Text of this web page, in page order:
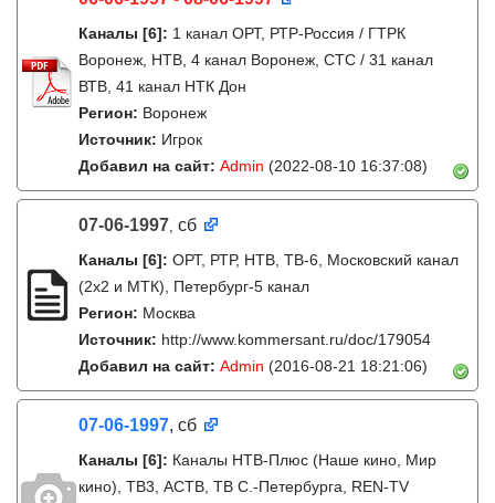
Каналы [6]: 1 канал ОРТ, РТР-Россия / ГТРК
Воронеж, НТВ, 4 канал Воронеж, СТС / 31 канал
ВТВ, 41 канал НТК Дон
Регион: Воронеж
Источник: Игрок
Добавил на сайт: Admin (2022-08-10 16:37:08)
07-06-1997, сб
Каналы [6]: ОРТ, РТР, НТВ, ТВ-6, Московский канал
(2x2 и МТК), Петербург-5 канал
Регион: Москва
Источник: http://www.kommersant.ru/doc/179054
Добавил на сайт: Admin (2016-08-21 18:21:06)
07-06-1997, сб
Каналы [6]: Каналы НТВ-Плюс (Наше кино, Мир
кино), ТВ3, АСТВ, ТВ С.-Петербурга, REN-TV